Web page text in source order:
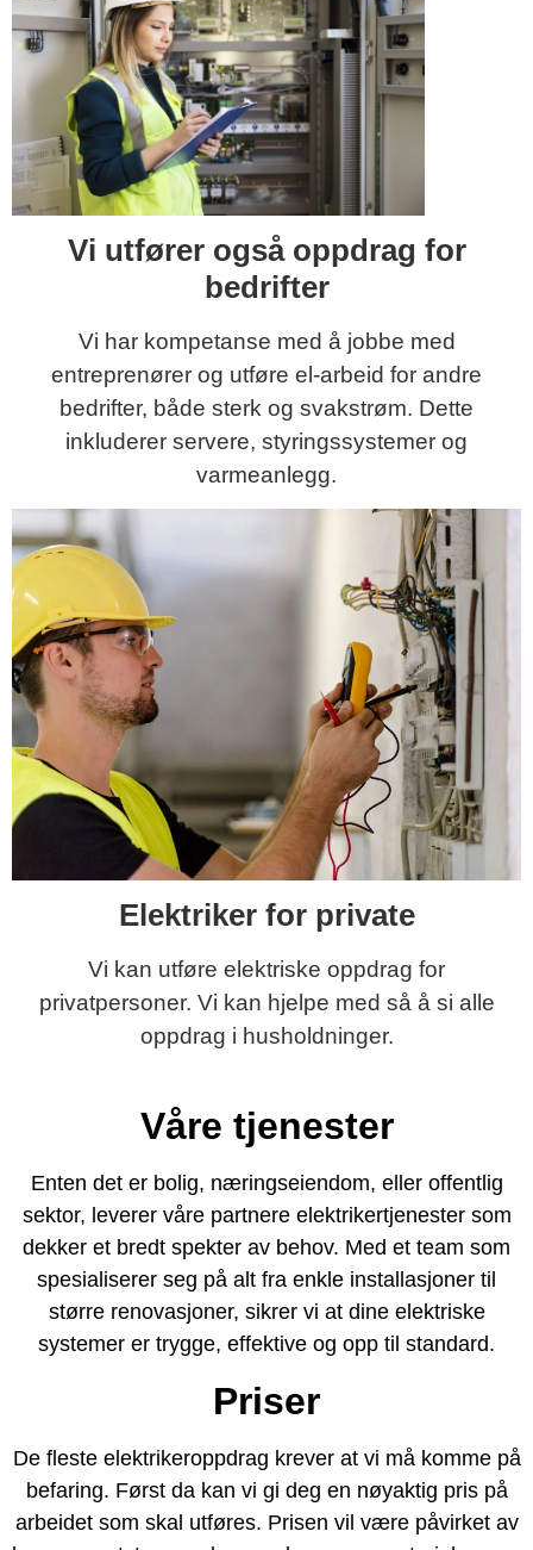
Vi utfører også oppdrag for
bedrifter
Vi har kompetanse med å jobbe med
entreprenører og utføre el-arbeid for andre
bedrifter, både sterk og svakstrøm. Dette
inkluderer servere, styringssystemer og
varmeanlegg.
Elektriker for private
Vi kan utføre elektriske oppdrag for
privatpersoner. Vi kan hjelpe med så å si alle
oppdrag i husholdninger.
Våre tjenester
Enten det er bolig, næringseiendom, eller offentlig
sektor, leverer våre partnere elektrikertjenester som
dekker et bredt spekter av behov. Med et team som
spesialiserer seg på alt fra enkle installasjoner til
større renovasjoner, sikrer vi at dine elektriske
systemer er trygge, effektive og opp til standard.
Priser
De fleste elektrikeroppdrag krever at vi må komme på
befaring. Først da kan vi gi deg en nøyaktig pris på
arbeidet som skal utføres. Prisen vil være påvirket av